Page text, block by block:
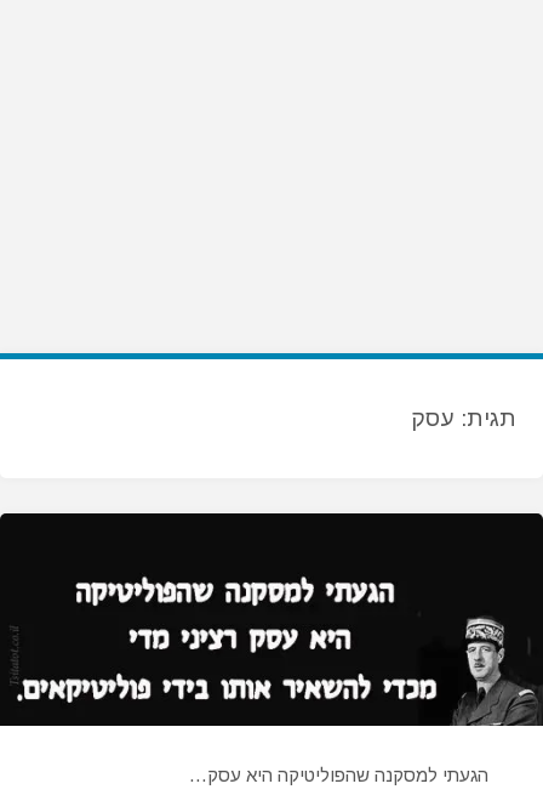
תגית: עסק
הגעתי למסקנה שהפוליטיקה היא עסק…